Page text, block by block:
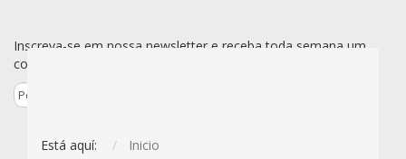
Inscreva-se em nossa newsletter e receba toda semana um
conjunto de todas as novidades de uma vez só por e-mail.
Está aquí: Inicio